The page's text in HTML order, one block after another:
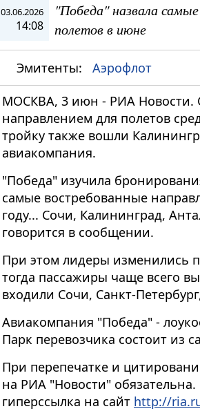
03.06.2026
14:08
"Победа" назвала
полетов в июне
Эмитенты: Аэрофлот
МОСКВА, 3 июн - РИА Новости.
направлением для полетов
тройку также вошли
авиакомпания.
"Победа" изучила
самые востребованные
году... Сочи, Калининград,
говорится в сообщении.
При этом лидеры изменились
тогда пассажиры чаще всего
входили Сочи, Санкт-
Авиакомпания "Победа" -
Парк перевозчика состоит из
При перепечатке и
на РИА "Новости"
гиперссылка на сайт http://